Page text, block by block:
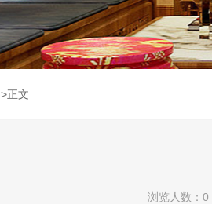
>正文
浏览人数： 0